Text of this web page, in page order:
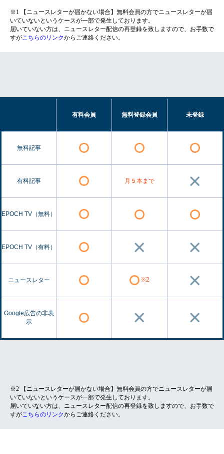
※1 【ニュースレターが届かない場合】無料会員の方でニュースレターが届
いていないというケースが一部で発生しております。
届いていない方は、ニュースレター配信の再登録を致しますので、お手数で
すがこちらのリンクからご連絡ください。
有料会員 無料登録会員 未登録
無料記事
有料記事 月５本まで
EPOCH TV（無料）
EPOCH TV（有料）
ニュースレター ※2
Google広告の非表
示
※2 【ニュースレターが届かない場合】無料会員の方でニュースレターが届
いていないというケースが一部で発生しております。
届いていない方は、ニュースレター配信の再登録を致しますので、お手数で
すがこちらのリンクからご連絡ください。